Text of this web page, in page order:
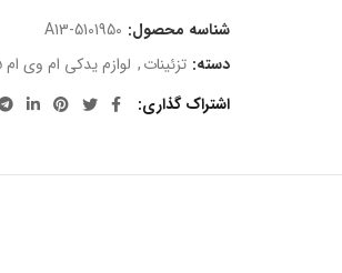
شناسه محصول: A13-5101950
دسته: تزئینات, لوازم یدکی ام وی ام 315
اشتراک گذاری